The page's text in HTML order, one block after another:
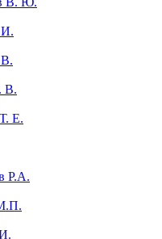
В.
Е.
Р.А.